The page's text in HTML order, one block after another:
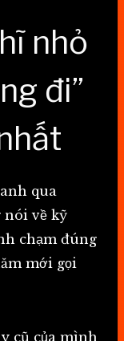
nhỏ
đi”
qua
nói về kỹ
chạm đúng
mới gọi
cũ của mình